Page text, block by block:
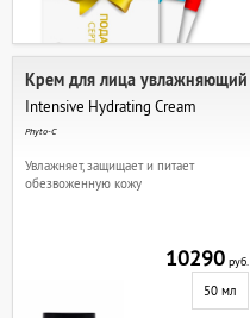
Крем для лица увлажняющий
Intensive Hydrating Cream
Phyto-C
Увлажняет, защищает и питает
обезвоженную кожу
10290руб.
50 мл